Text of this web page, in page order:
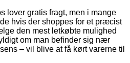
lover gratis fragt, men i mange
hvis der shoppes for et præcist
den mest letkøbte mulighed
om man befinder sig nær
– vil blive at få kørt varerne til